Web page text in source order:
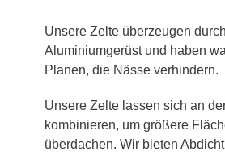
Unsere Zelte überzeugen
Aluminiumgerüst und haben
Planen, die Nässe verhindern.
Unsere Zelte lassen sich an
kombinieren, um größere
überdachen. Wir bieten